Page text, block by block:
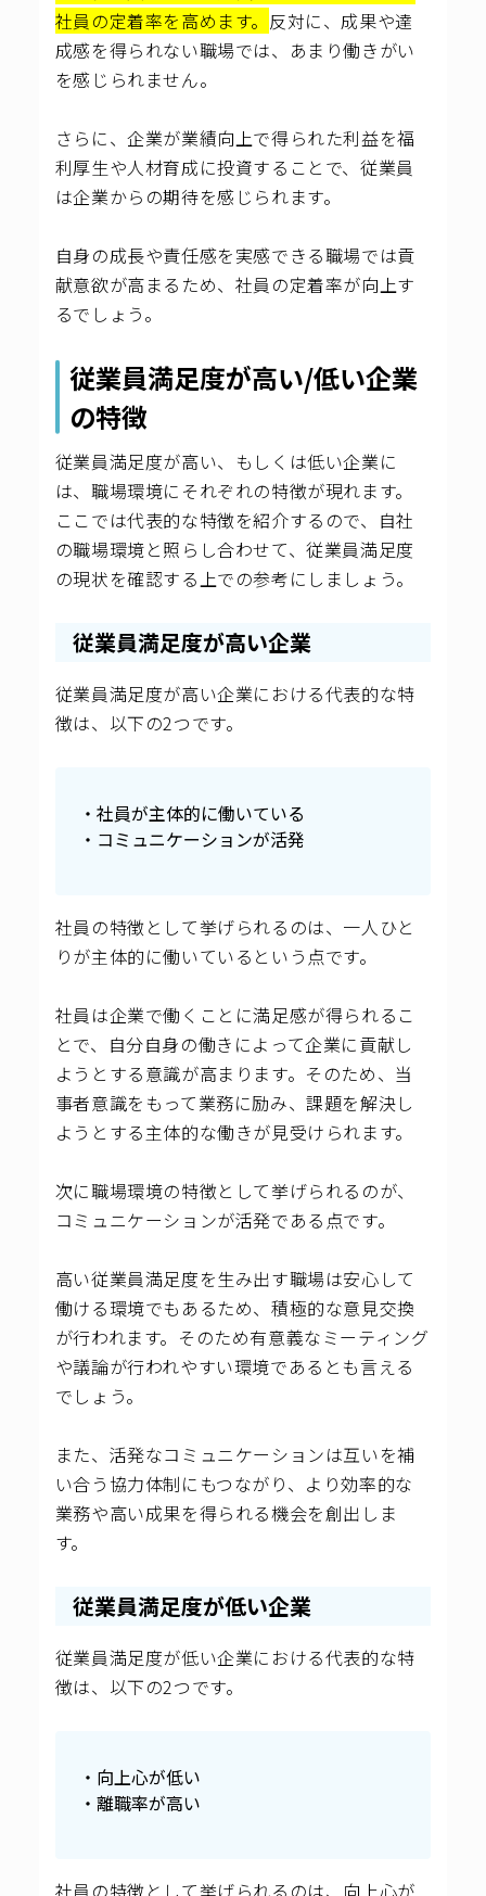
社員の定着率を高めます。 反対に、成果や達
成感を得られない職場では、あまり働きがい
を感じられません。
さらに、企業が業績向上で得られた利益を福
利厚生や人材育成に投資することで、従業員
は企業からの期待を感じられます。
自身の成長や責任感を実感できる職場では貢
献意欲が高まるため、社員の定着率が向上す
るでしょう。
従業員満足度が高い/低い企業
の特徴
従業員満足度が高い、もしくは低い企業に
は、職場環境にそれぞれの特徴が現れます。
ここでは代表的な特徴を紹介するので、自社
の職場環境と照らし合わせて、従業員満足度
の現状を確認する上での参考にしましょう。
従業員満足度が高い企業
従業員満足度が高い企業における代表的な特
徴は、以下の2つです。
・社員が主体的に働いている
・コミュニケーションが活発
社員の特徴として挙げられるのは、一人ひと
りが主体的に働いているという点です。
社員は企業で働くことに満足感が得られるこ
とで、自分自身の働きによって企業に貢献し
ようとする意識が高まります。そのため、当
事者意識をもって業務に励み、課題を解決し
ようとする主体的な働きが見受けられます。
次に職場環境の特徴として挙げられるのが、
コミュニケーションが活発である点です。
高い従業員満足度を生み出す職場は安心して
働ける環境でもあるため、積極的な意見交換
が行われます。そのため有意義なミーティング
や議論が行われやすい環境であるとも言える
でしょう。
また、活発なコミュニケーションは互いを補
い合う協力体制にもつながり、より効率的な
業務や高い成果を得られる機会を創出しま
す。
従業員満足度が低い企業
従業員満足度が低い企業における代表的な特
徴は、以下の2つです。
・向上心が低い
・離職率が高い
社員の特徴として挙げられるのは、向上心が